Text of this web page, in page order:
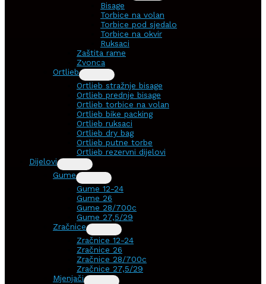
Bisage
Torbice na volan
Torbice pod sjedalo
Torbice na okvir
Ruksaci
Zaštita rame
Zvonca
Ortlieb
Ortlieb stražnje bisage
Ortlieb prednje bisage
Ortlieb torbice na volan
Ortlieb bike packing
Ortlieb ruksaci
Ortlieb dry bag
Ortlieb putne torbe
Ortlieb rezervni dijelovi
Dijelovi
Gume
Gume 12-24
Gume 26
Gume 28/700c
Gume 27,5/29
Zračnice
Zračnice 12-24
Zračnice 26
Zračnice 28/700c
Zračnice 27,5/29
Mjenjači